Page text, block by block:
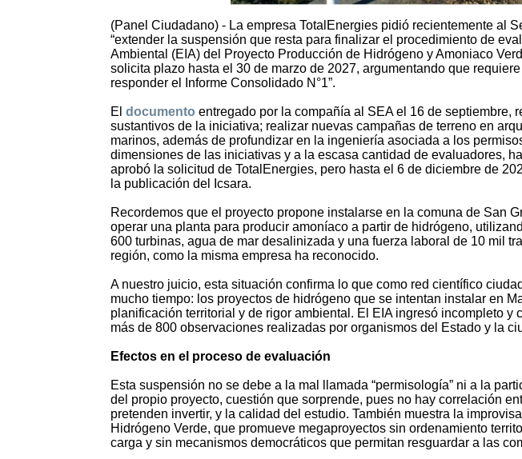
(Panel Ciudadano) - La empresa TotalEnergies pidió recientemente al
“extender la suspensión que resta para finalizar el procedimiento de
Ambiental (EIA) del Proyecto Producción de Hidrógeno y Amoniaco
solicita plazo hasta el 30 de marzo de 2027, argumentando que
responder el Informe Consolidado N°1”.
El documento entregado por la compañía al SEA el 16 de septiembre,
sustantivos de la iniciativa; realizar nuevas campañas de terreno en
marinos, además de profundizar en la ingeniería asociada a los
dimensiones de las iniciativas y a la escasa cantidad de evaluadores,
aprobó la solicitud de TotalEnergies, pero hasta el 6 de diciembre de
la publicación del Icsara.
Recordemos que el proyecto propone instalarse en la comuna de San
operar una planta para producir amoníaco a partir de hidrógeno,
600 turbinas, agua de mar desalinizada y una fuerza laboral de 10 mil
región, como la misma empresa ha reconocido.
A nuestro juicio, esta situación confirma lo que como red científico
mucho tiempo: los proyectos de hidrógeno que se intentan instalar en
planificación territorial y de rigor ambiental. El EIA ingresó incompleto y
más de 800 observaciones realizadas por organismos del Estado y la
Efectos en el proceso de evaluación
Esta suspensión no se debe a la mal llamada “permisología” ni a la
del propio proyecto, cuestión que sorprende, pues no hay correlación
pretenden invertir, y la calidad del estudio. También muestra la
Hidrógeno Verde, que promueve megaproyectos sin ordenamiento
carga y sin mecanismos democráticos que permitan resguardar a las